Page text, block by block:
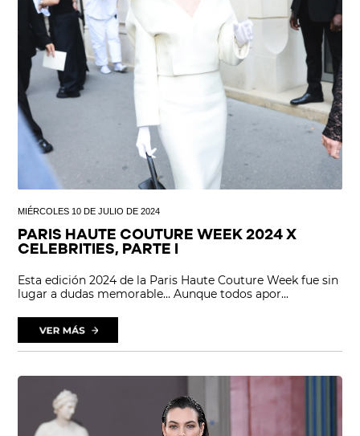
MIÉRCOLES 10 DE JULIO DE 2024
PARIS HAUTE COUTURE WEEK 2024 X
CELEBRITIES, PARTE I
Esta edición 2024 de la Paris Haute Couture Week fue sin
lugar a dudas memorable… Aunque todos apor...